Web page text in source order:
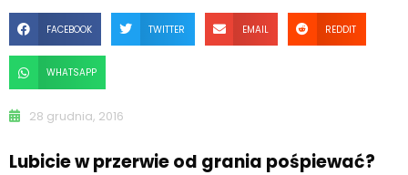
FACEBOOK TWITTER EMAIL REDDIT
WHATSAPP
28 grudnia, 2016
Lubicie w przerwie od grania pośpiewać?